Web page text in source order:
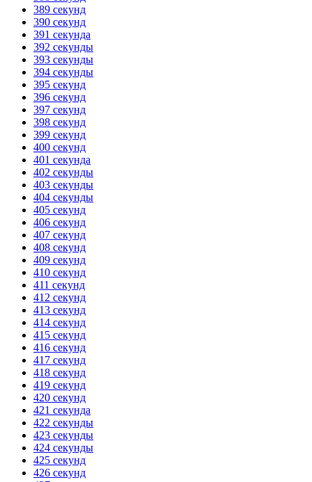
389 секунд
390 секунд
391 секунда
392 секунды
393 секунды
394 секунды
395 секунд
396 секунд
397 секунд
398 секунд
399 секунд
400 секунд
401 секунда
402 секунды
403 секунды
404 секунды
405 секунд
406 секунд
407 секунд
408 секунд
409 секунд
410 секунд
411 секунд
412 секунд
413 секунд
414 секунд
415 секунд
416 секунд
417 секунд
418 секунд
419 секунд
420 секунд
421 секунда
422 секунды
423 секунды
424 секунды
425 секунд
426 секунд